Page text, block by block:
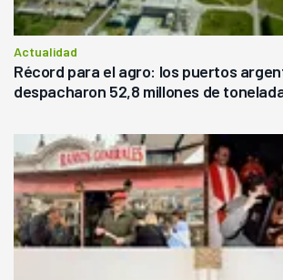
Actualidad
Récord para el agro: los puertos
despacharon 52,8 millones de